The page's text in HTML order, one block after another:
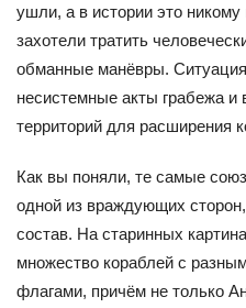
ушли, а в истории это
захотели тратить
обманные манёвры.
несистемные акты грабежа и
территорий для расширения
Как вы поняли, те самые
одной из враждующих
состав. На старинных
множество кораблей с
флагами, причём не только